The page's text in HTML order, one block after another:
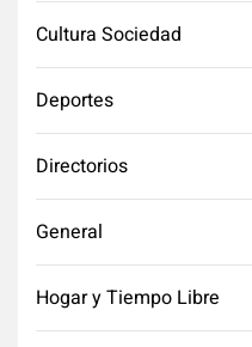
Cultura Sociedad
Deportes
Directorios
General
Hogar y Tiempo Libre